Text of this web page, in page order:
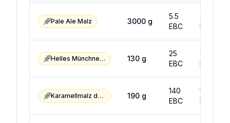
Pale Ale Malz 3000 g
5.5
EBC
EBC
Helles Münchner Malz 130 g
25
EBC
35
EBC
Karamellmalz dunkel Typ 3 190 g
140
EBC
160
EBC